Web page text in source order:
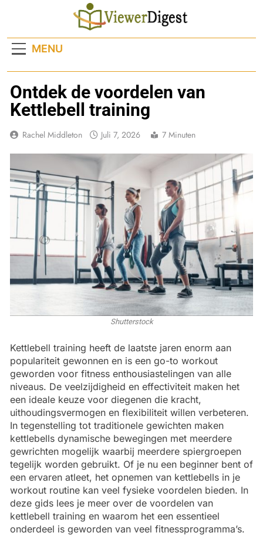
inhoud MENU
Ontdek de voordelen van
Kettlebell training
Rachel Middleton Juli 7, 2026 7 Minuten
Shutterstock
Kettlebell training heeft de laatste jaren enorm aan
populariteit gewonnen en is een go-to workout
geworden voor fitness enthousiastelingen van alle
niveaus. De veelzijdigheid en effectiviteit maken het
een ideale keuze voor diegenen die kracht,
uithoudingsvermogen en flexibiliteit willen verbeteren.
In tegenstelling tot traditionele gewichten maken
kettlebells dynamische bewegingen met meerdere
gewrichten mogelijk waarbij meerdere spiergroepen
tegelijk worden gebruikt. Of je nu een beginner bent of
een ervaren atleet, het opnemen van kettlebells in je
workout routine kan veel fysieke voordelen bieden. In
deze gids lees je meer over de voordelen van
kettlebell training en waarom het een essentieel
onderdeel is geworden van veel fitnessprogramma’s.